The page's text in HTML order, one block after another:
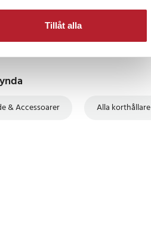
Tillåt alla
& Accessoarer Alla korthållare